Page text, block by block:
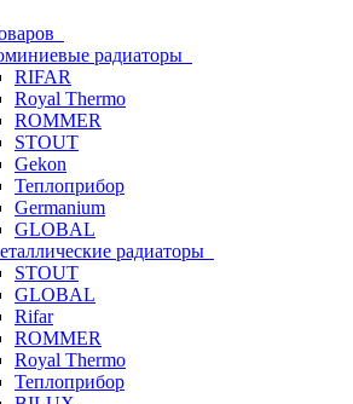
радиаторы
RIFAR
Royal Thermo
ROMMER
STOUT
Gekon
Теплоприбор
Germanium
GLOBAL
радиаторы
STOUT
GLOBAL
Rifar
ROMMER
Royal Thermo
Теплоприбор